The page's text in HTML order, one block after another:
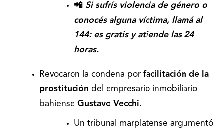
📲 Si sufrís violencia de género o
conocés alguna víctima, llamá al
144: es gratis y atiende las 24
horas.
Revocaron la condena por facilitación de la
prostitución del empresario inmobiliario
bahiense Gustavo Vecchi.
Un tribunal marplatense argumentó